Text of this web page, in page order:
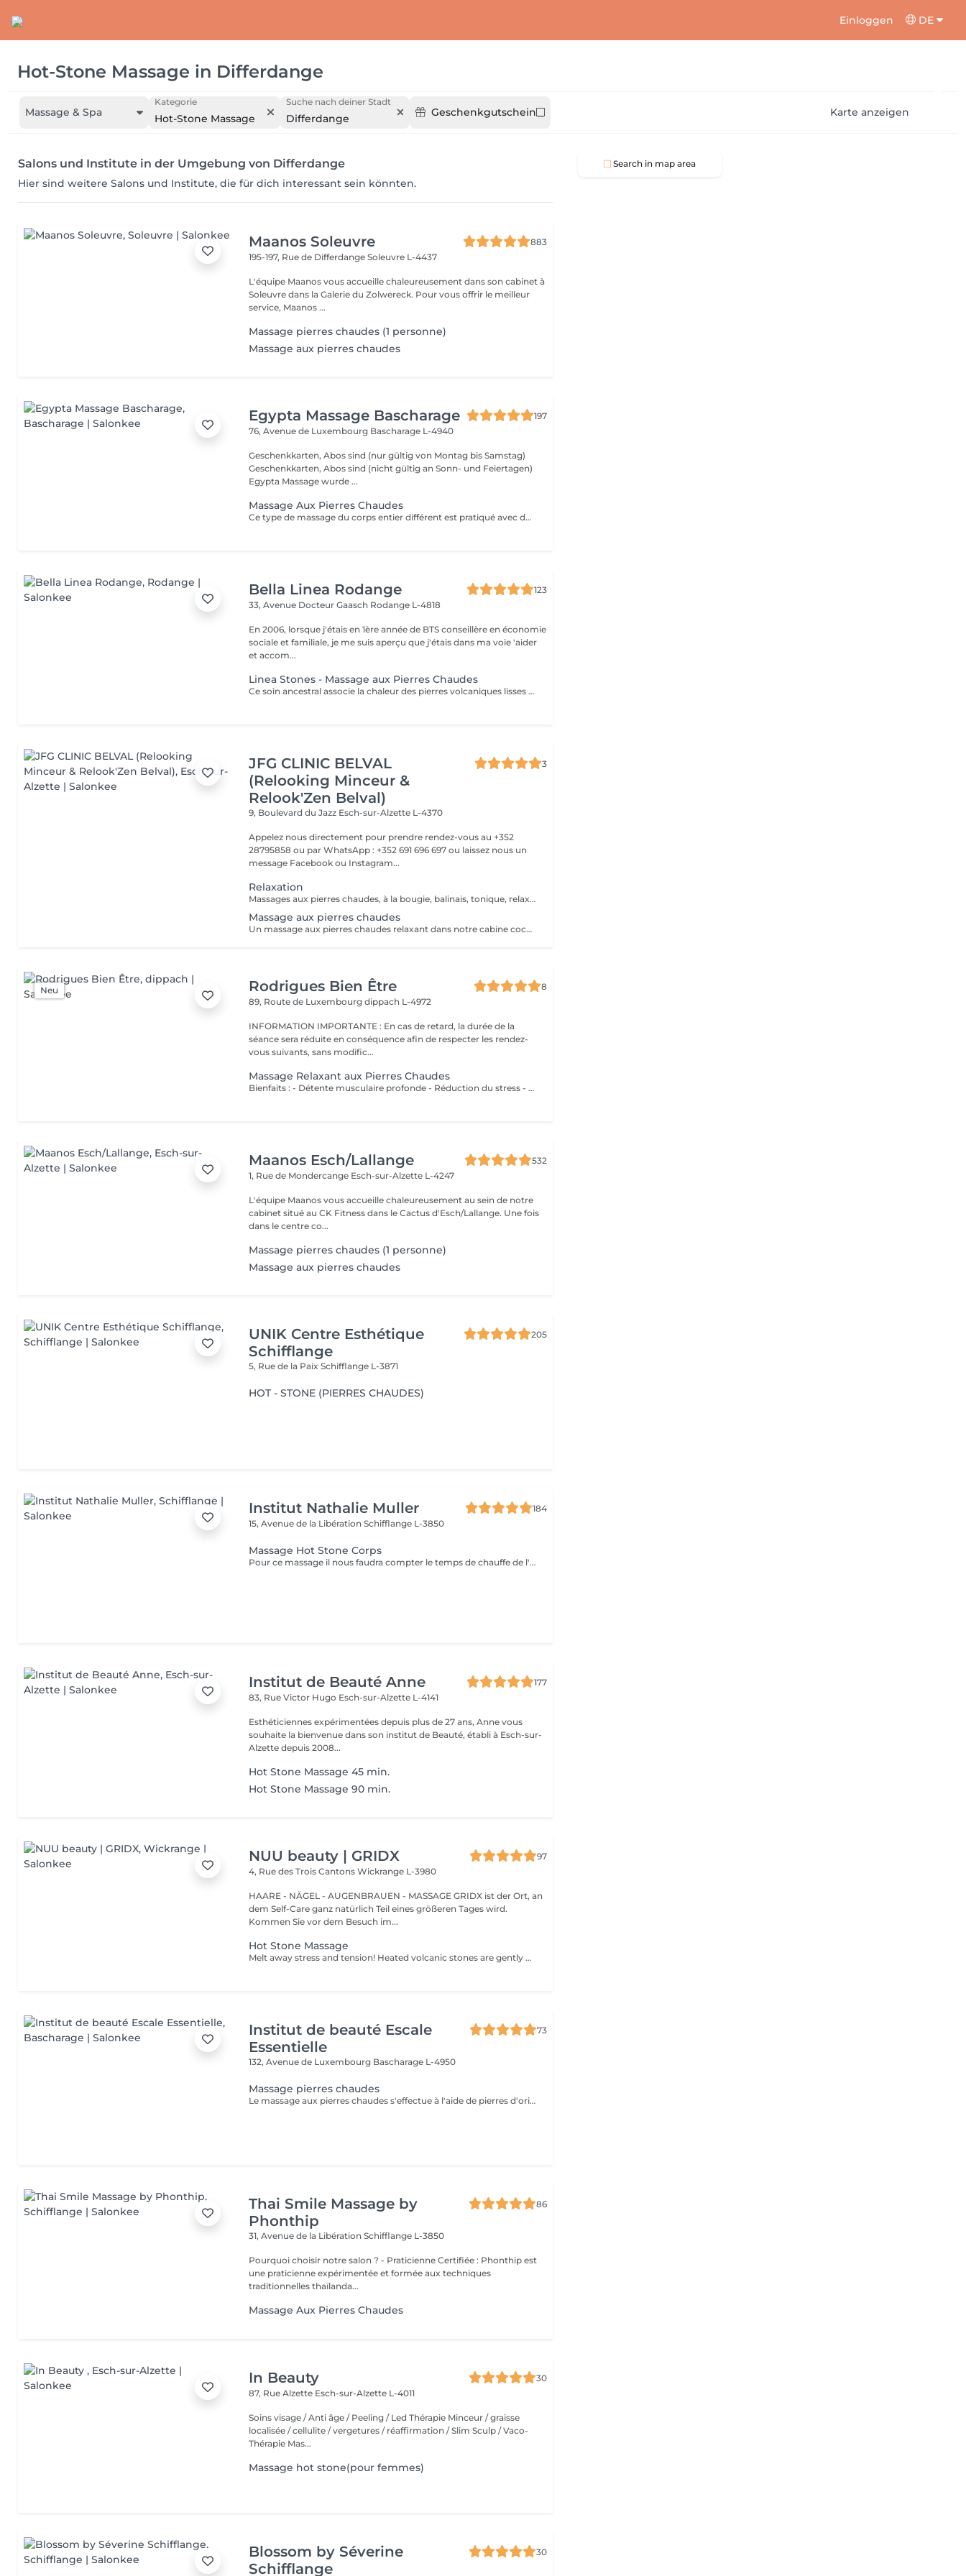
Einloggen DE
Hot-Stone Massage in Differdange
Massage & Spa
Kategorie
Hot-Stone Massage
Suche nach deiner Stadt
Differdange Geschenkgutschein Karte anzeigen
Salons und Institute in der Umgebung von Differdange
Hier sind weitere Salons und Institute, die für dich interessant sein könnten.
Maanos Soleuvre
883
195-197, Rue de DifferdangeSoleuvre L-4437
L'équipe Maanos vous accueille chaleureusement dans son cabinet à
Soleuvre dans la Galerie du Zolwereck. Pour vous offrir le meilleur
service, Maanos ...
Massage pierres chaudes (1 personne)
Massage aux pierres chaudes
Egypta Massage Bascharage
197
76, Avenue de Luxembourg Bascharage L-4940
Geschenkkarten, Abos sind (nur gültig von Montag bis Samstag)
Geschenkkarten, Abos sind (nicht gültig an Sonn- und Feiertagen)
Egypta Massage wurde ...
Massage Aux Pierres Chaudes
Ce type de massage du corps entier différent est pratiqué avec des pierres volcaniques chaudes et les mains. Il améliore la circulation sanguine, régule la pression sanguine et procure une fabuleuse détente. Ce type de massage ramène la paix à votre âme
Bella Linea Rodange
123
33, Avenue Docteur Gaasch Rodange L-4818
En 2006, lorsque j'étais en 1ère année de BTS conseillère en économie
sociale et familiale, je me suis aperçu que j'étais dans ma voie 'aider
et accom...
Linea Stones - Massage aux Pierres Chaudes
Ce soin ancestral associe la chaleur des pierres volcaniques lisses à un massage manuel enveloppant. Les pierres, chauffées à température idéale, sont disposées sur des points énergétiques stratégiques et utilisées pour masser le corps. La chaleur pénètre en profondeur, dénouant les tensions et favorisant une relaxation totale. Les bénéfices : Détente musculaire profonde grâce à la chaleur Circulation sanguine stimulée Réduction du stress et du mental agité Sensation de cocooning et de confort Un rituel particulièrement apprécié en automne et en hiver, quand le corps et l'esprit recherchent chaleur et réconfort.
JFG CLINIC BELVAL
(Relooking Minceur &
Relook'Zen Belval)
3
9, Boulevard du Jazz Esch-sur-Alzette L-4370
Appelez nous directement pour prendre rendez-vous au +352
28795858 ou par WhatsApp : +352 691 696 697 ou laissez nous un
message Facebook ou Instagram...
Relaxation
Massages aux pierres chaudes, à la bougie, balinais, tonique, relaxant traditionnel, ou par zone spécifique
Massage aux pierres chaudes
Un massage aux pierres chaudes relaxant dans notre cabine cocooning avec des doigts de fée, n'hésitez plus, appelez nous !! +352 28 795858 ou par facebook, instagram ou encore notre site internet!! JFG CLINIC BELVAL
Neu Rodrigues Bien Être
8
89, Route de Luxembourgdippach L-4972
INFORMATION IMPORTANTE : En cas de retard, la durée de la
séance sera réduite en conséquence afin de respecter les rendez-
vous suivants, sans modific...
Massage Relaxant aux Pierres Chaudes
Bienfaits : - Détente musculaire profonde - Réduction du stress - Amélioration de la circulation sanguine - Relaxation du corps et de l'esprit
Maanos Esch/Lallange
532
1, Rue de Mondercange Esch-sur-Alzette L-4247
L'équipe Maanos vous accueille chaleureusement au sein de notre
cabinet situé au CK Fitness dans le Cactus d'Esch/Lallange. Une fois
dans le centre co...
Massage pierres chaudes (1 personne)
Massage aux pierres chaudes
UNIK Centre Esthétique
Schifflange
205
5, Rue de la PaixSchifflange L-3871
HOT - STONE (PIERRES CHAUDES)
Institut Nathalie Muller
184
15, Avenue de la LibérationSchifflange L-3850
Massage Hot Stone Corps
Pour ce massage il nous faudra compter le temps de chauffe de l'appareil alors prenez rendez vous à partir de 9h30 pour les soins le matin.
Institut de Beauté Anne
177
83, Rue Victor Hugo Esch-sur-Alzette L-4141
Esthéticiennes expérimentées depuis plus de 27 ans, Anne vous
souhaite la bienvenue dans son institut de Beauté, établi à Esch-sur-
Alzette depuis 2008...
Hot Stone Massage 45 min.
Hot Stone Massage 90 min.
NUU beauty | GRIDX
97
4, Rue des Trois CantonsWickrange L-3980
HAARE - NÄGEL - AUGENBRAUEN - MASSAGE GRIDX ist der Ort, an
dem Self-Care ganz natürlich Teil eines größeren Tages wird.
Kommen Sie vor dem Besuch im...
Hot Stone Massage
Melt away stress and tension! Heated volcanic stones are gently placed and massaged over the body to warm the muscles, increase circulation, and promote a deep state of relaxation. Perfect for relieving tension, easing anxiety, and restoring inner calm. Age restrictions: there are no age restrictions for this procedure. Post procedure recommendations: do not do sport and any sharp movements 2-3 hours after the procedure. Frequency: 1-2 times per week, 10 times in total. Repeat once in 3-6 months.
Institut de beauté Escale
Essentielle
73
132, Avenue de Luxembourg Bascharage L-4950
Massage pierres chaudes
Le massage aux pierres chaudes s'effectue à l'aide de pierres d'origine volcanique et d'huile essentielles, sous l'effet de la chaleur les muscles se détendent et provoque une sensation de bien-être et d'apaisement
Thai Smile Massage by
Phonthip
86
31, Avenue de la LibérationSchifflange L-3850
Pourquoi choisir notre salon ? - Praticienne Certifiée : Phonthip est
une praticienne expérimentée et formée aux techniques
traditionnelles thaïlanda...
Massage Aux Pierres Chaudes
In Beauty
30
87, Rue Alzette Esch-sur-Alzette L-4011
Soins visage / Anti âge / Peeling / Led Thérapie Minceur / graisse
localisée / cellulite / vergetures / réaffirmation / Slim Sculp / Vaco-
Thérapie Mas...
Massage hot stone(pour femmes)
Blossom by Séverine
Schifflange
30
Search in map area